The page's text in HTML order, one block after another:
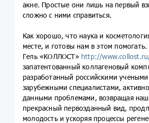
акне. Простые они лишь на первый
сложно с ними справиться.
Как хорошо, что наука и
месте, и готовы нам в этом помогать.
Гель «КОЛЛОСТ» http://
запатентованный коллагеновый
разработанный российскими
зарубежными специалистами,
данными проблемами, возвращая
прекрасный первозданный вид,
молодость и ускоряя процессы